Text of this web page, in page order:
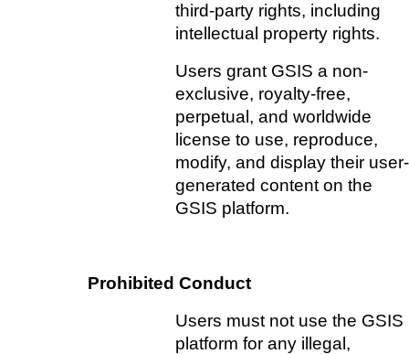
third-party rights, including
intellectual property rights.
Users grant GSIS a non-
exclusive, royalty-free,
perpetual, and worldwide
license to use, reproduce,
modify, and display their user-
generated content on the
GSIS platform.
Prohibited Conduct
Users must not use the GSIS
platform for any illegal,